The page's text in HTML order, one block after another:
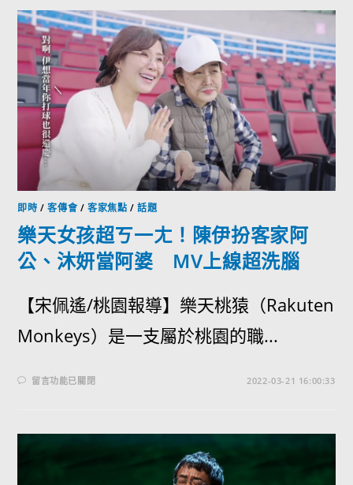
即時 /客傳會/客家焦點 /話題
樂天女孩超ㄎ一ㄤ！陳伊扮客家阿
公、沐妍當阿婆 MV上線超洗腦
【宋佩遙/桃園報導】樂天桃猿（Rakuten
Monkeys）是一支屬於桃園的職...
留言功能已關閉 2022-03-21 16:00:33